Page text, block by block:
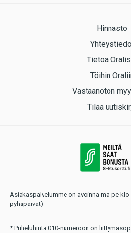
Hinnasto
Tietoa
Töihin
Vastaanoton
Tilaa
Asiakaspalvelumme on avoinna ma-pe
pyhäpäivät).
* Puheluhinta 010-numeroon on